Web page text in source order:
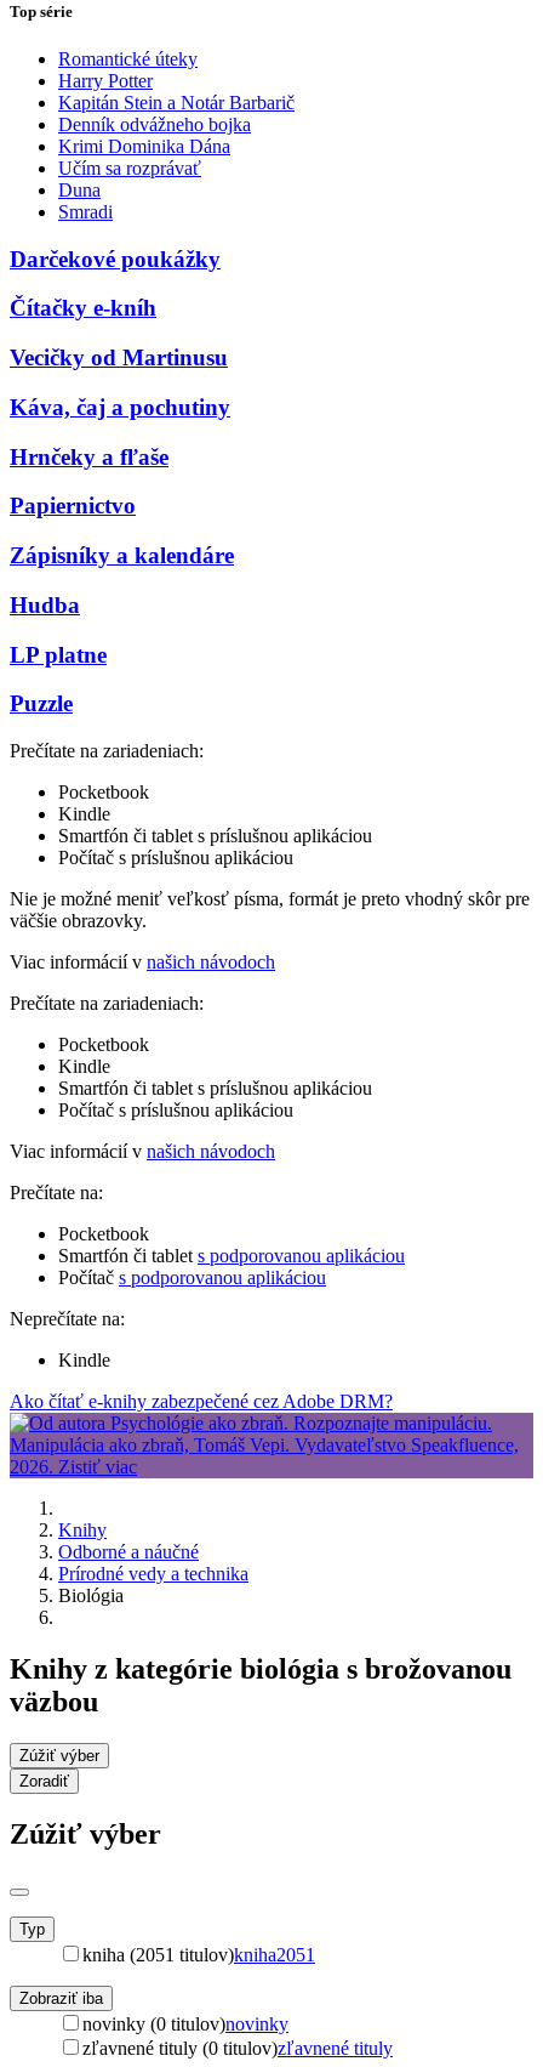
Top série
Romantické úteky
Harry Potter
Kapitán Stein a Notár Barbarič
Denník odvážneho bojka
Krimi Dominika Dána
Učím sa rozprávať
Duna
Smradi
Darčekové poukážky
Čítačky e-kníh
Vecičky od Martinusu
Káva, čaj a pochutiny
Hrnčeky a fľaše
Papiernictvo
Zápisníky a kalendáre
Hudba
LP platne
Puzzle
Prečítate na zariadeniach:
Pocketbook
Kindle
Smartfón či tablet s príslušnou aplikáciou
Počítač s príslušnou aplikáciou
Nie je možné meniť veľkosť písma, formát je preto vhodný skôr pre
väčšie obrazovky.
Viac informácií v našich návodoch
Prečítate na zariadeniach:
Pocketbook
Kindle
Smartfón či tablet s príslušnou aplikáciou
Počítač s príslušnou aplikáciou
Viac informácií v našich návodoch
Prečítate na:
Pocketbook
Smartfón či tablet s podporovanou aplikáciou
Počítač s podporovanou aplikáciou
Neprečítate na:
Kindle
Ako čítať e-knihy zabezpečené cez Adobe DRM?
Knihy
Odborné a náučné
Prírodné vedy a technika
Biológia
Knihy z kategórie biológia s brožovanou
väzbou
Zúžiť výber
Zoradiť
Zúžiť výber
Typ
kniha (2051 titulov)kniha2051
Zobraziť iba
novinky (0 titulov)novinky
zľavnené tituly (0 titulov)zľavnené tituly